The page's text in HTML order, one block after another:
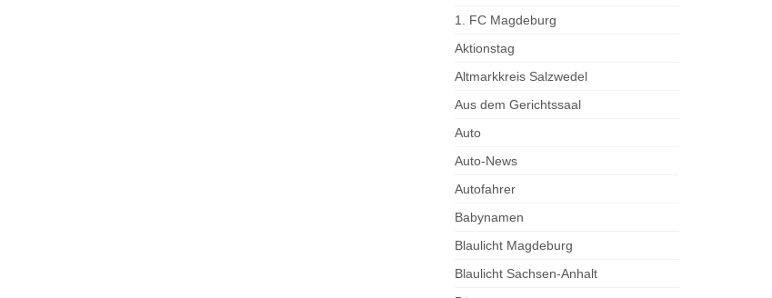
1. FC Magdeburg
Aktionstag
Altmarkkreis Salzwedel
Aus dem Gerichtssaal
Auto
Auto-News
Autofahrer
Babynamen
Blaulicht Magdeburg
Blaulicht Sachsen-Anhalt